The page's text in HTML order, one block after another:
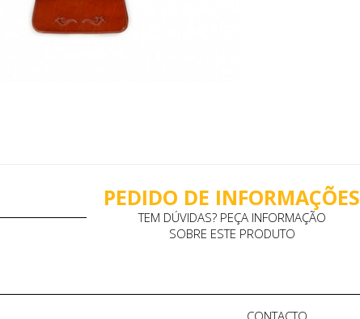
PEDIDO DE INFORMAÇÕES
TEM DÚVIDAS? PEÇA INFORMAÇÃO
SOBRE ESTE PRODUTO